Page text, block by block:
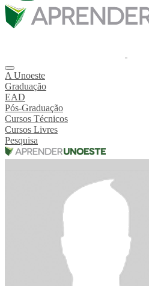
A Unoeste
Graduação
EAD
Pós-Graduação
Cursos Técnicos
Cursos Livres
Pesquisa